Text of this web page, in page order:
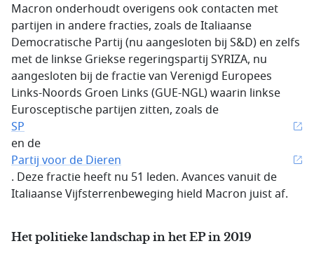
Macron onderhoudt overigens ook contacten met
partijen in andere fracties, zoals de Italiaanse
Democratische Partij (nu aangesloten bij S&D) en zelfs
met de linkse Griekse regeringspartij SYRIZA, nu
aangesloten bij de fractie van Verenigd Europees
Links-Noords Groen Links (GUE-NGL) waarin linkse
Eurosceptische partijen zitten, zoals de
SP
en de
Partij voor de Dieren
. Deze fractie heeft nu 51 leden. Avances vanuit de
Italiaanse Vijfsterrenbeweging hield Macron juist af.
Het politieke landschap in het EP in 2019